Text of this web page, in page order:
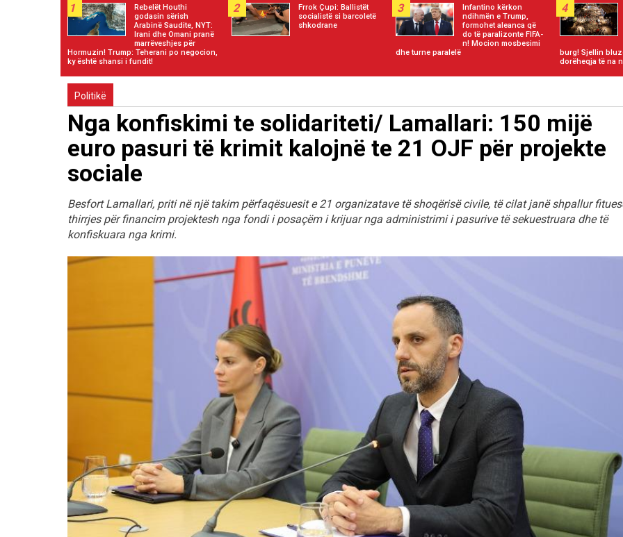
1
Rebelët Houthi
godasin sërish
Arabinë Saudite, NYT:
Irani dhe Omani pranë
marrëveshjes për
Hormuzin! Trump: Teherani po negocion,
ky është shansi i fundit!
2
Frrok Çupi: Ballistët
socialistë si barcoletë
shkodrane
3
Infantino kërkon
ndihmën e Trump,
formohet aleanca që
do të paralizonte FIFA-
n! Mocion mosbesimi
dhe turne paralelë
4
burg! Sjellin
dorëheqja të na
Politikë
Nga konfiskimi te solidariteti/ Lamallari: 150 mijë
euro pasuri të krimit kalojnë te 21 OJF për projekte
sociale
Besfort Lamallari, priti në një takim përfaqësuesit e 21 organizatave të shoqërisë civile, të cilat janë shpallur
thirrjes për financim projektesh nga fondi i posaçëm i krijuar nga administrimi i pasurive të sekuestruara dhe të
konfiskuara nga krimi.